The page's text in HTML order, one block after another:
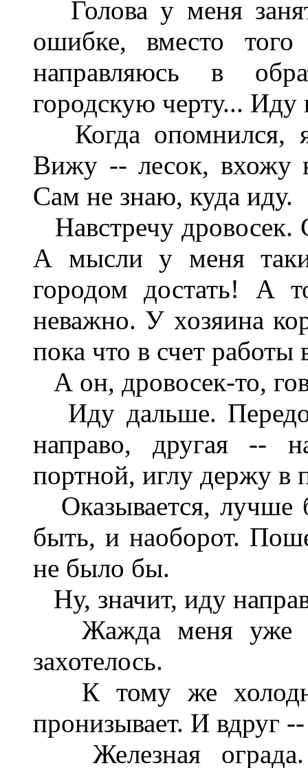
Голова у меня
ошибке, вместо
направляюсь в
городскую черту... Иду
Когда опомнился,
Вижу -- лесок, вхожу
Сам не знаю, куда иду.
Навстречу
А мысли у меня
городом достать! А
неважно. У хозяина
пока что в счет
А он, дровосек-то,
Иду дальше. Передо
направо, другая --
портной, иглу держу в
Оказывается, лучше
быть, и наоборот.
не было бы.
Ну, значит, иду
Жажда меня уже
захотелось.
К тому же
пронизывает. И вдруг
Железная ограда.